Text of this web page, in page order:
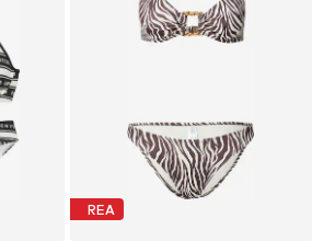
REA